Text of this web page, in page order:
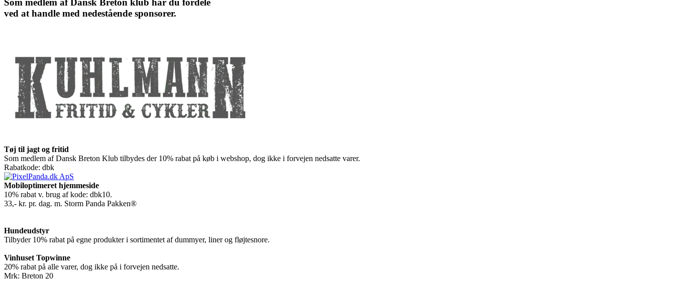
Som medlem af Dansk Breton klub har du fordele
ved at handle med nedestående sponsorer.
Tøj til jagt og fritid
Som medlem af Dansk Breton Klub tilbydes der 10% rabat på køb i webshop, dog ikke i forvejen nedsatte varer.
Rabatkode: dbk
Mobiloptimeret hjemmeside
10% rabat v. brug af kode: dbk10.
33,- kr. pr. dag. m. Storm Panda Pakken®
Hundeudstyr
Tilbyder 10% rabat på egne produkter i sortimentet af dummyer, liner og fløjtesnore.
Vinhuset Topwinne
20% rabat på alle varer, dog ikke på i forvejen nedsatte.
Mrk: Breton 20